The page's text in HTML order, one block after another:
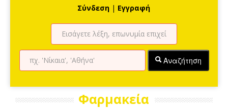
Σύνδεση | Εγγραφή
Αναζήτηση
Φαρμακεία